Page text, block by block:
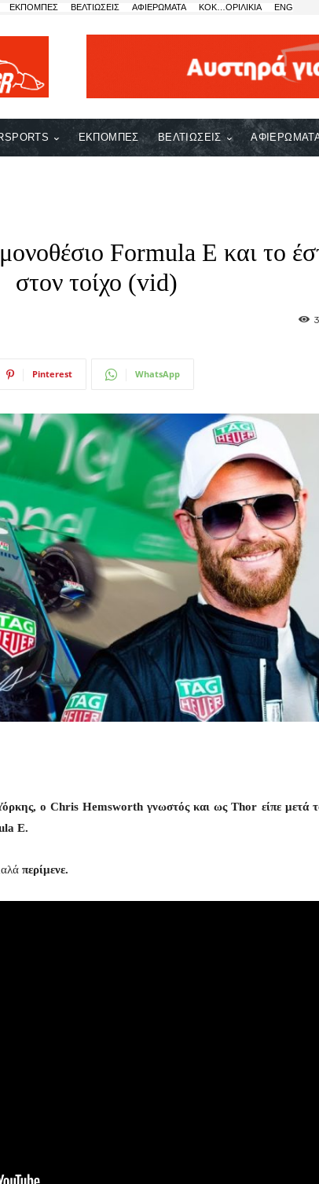
ΕΚΠΟΜΠΕΣ ΒΕΛΤΙΩΣΕΙΣ ΑΦΙΕΡΩΜΑΤΑ ΚΟΚ…ΟΡΙΛΙΚΙΑ ENG
ΕΚΠΟΜΠΕΣ ΒΕΛΤΙΩΣΕΙΣ
Formula E και το
στον τοίχο (vid)
Pinterest WhatsApp
ο Chris Hemsworth γνωστός και ως Thor είπε μετά
E.
περίμενε.